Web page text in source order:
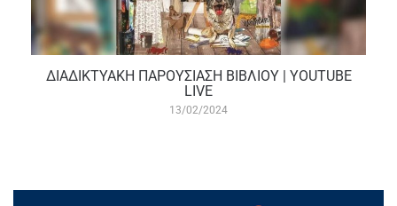
ΔΙΑΔΙΚΤΥΑΚΗ ΠΑΡΟΥΣΙΑΣΗ ΒΙΒΛΙΟΥ | YOUTUBE
LIVE
13/02/2024